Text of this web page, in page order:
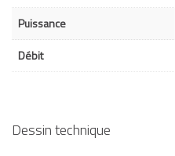
Puissance
Débit
Dessin technique